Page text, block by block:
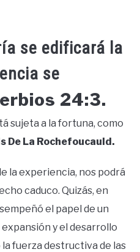
se edificará la
se
24:3.
sujeta a la fortuna, como
De La Rochefoucauld.
la experiencia, nos podrá
caduco. Quizás, en
el papel de un
y el desarrollo
fuerza destructiva de las